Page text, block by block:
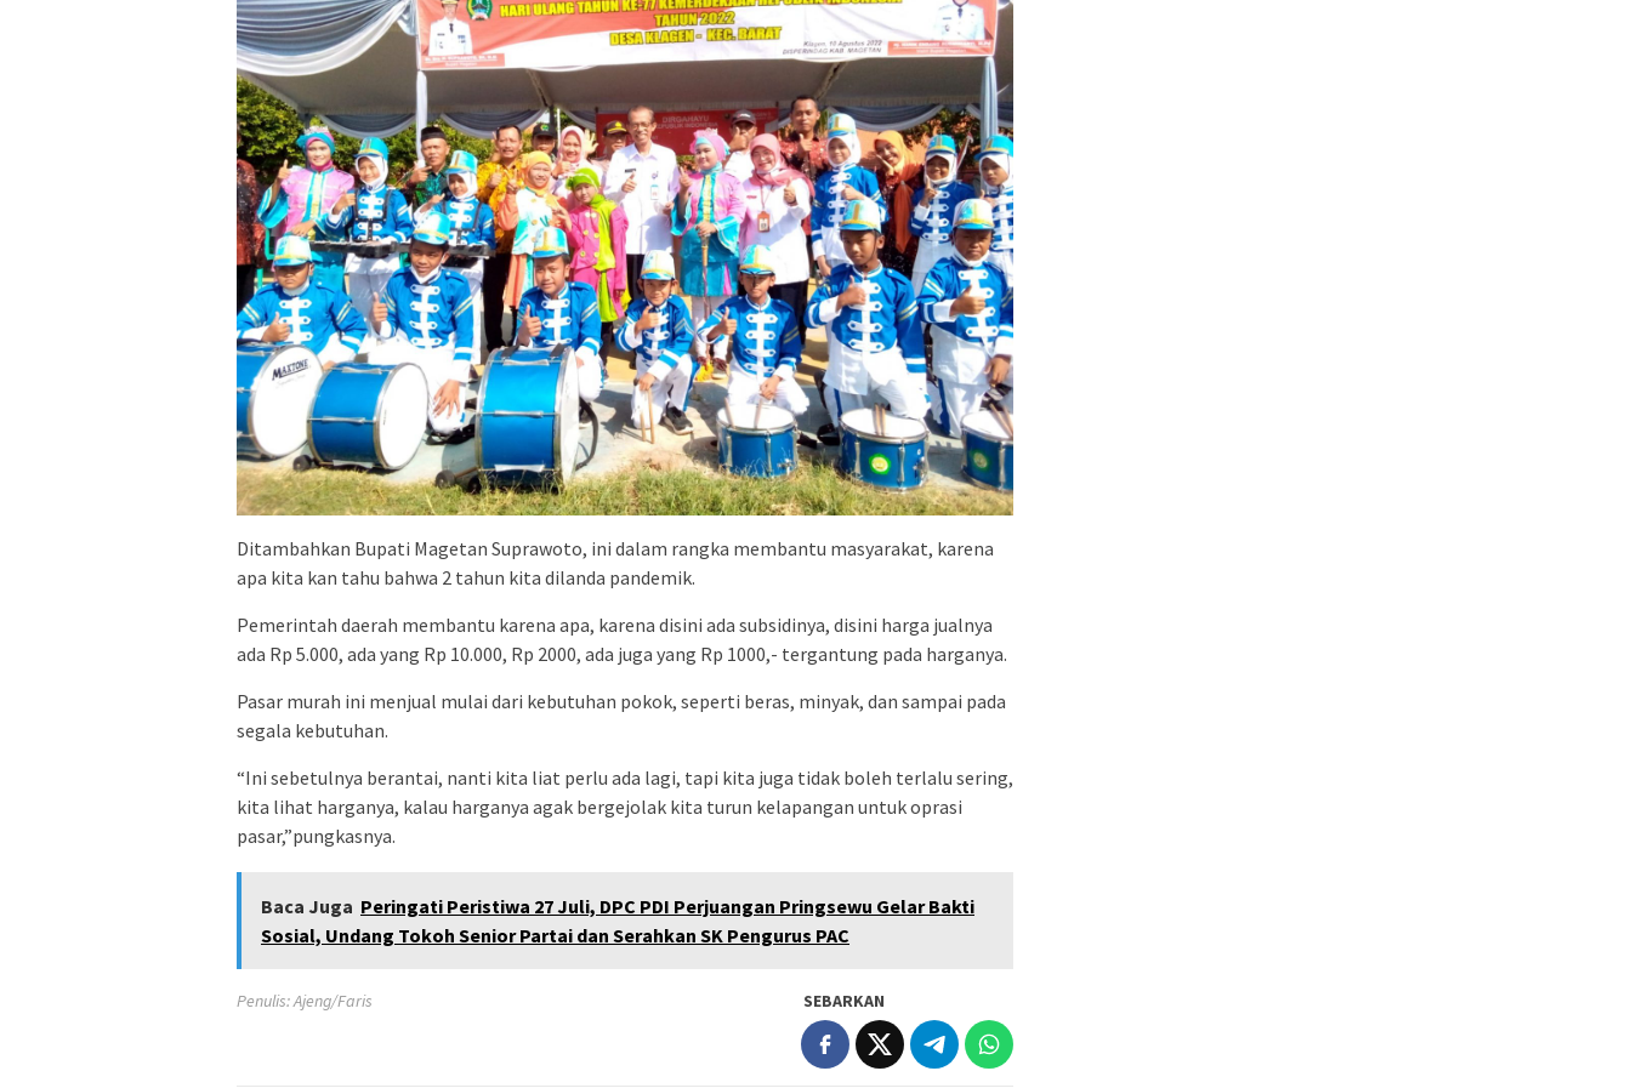
Ditambahkan Bupati Magetan Suprawoto, ini dalam rangka membantu masyarakat, karena
apa kita kan tahu bahwa 2 tahun kita dilanda pandemik.
Pemerintah daerah membantu karena apa, karena disini ada subsidinya, disini harga jualnya
ada Rp 5.000, ada yang Rp 10.000, Rp 2000, ada juga yang Rp 1000,- tergantung pada harganya.
Pasar murah ini menjual mulai dari kebutuhan pokok, seperti beras, minyak, dan sampai pada
segala kebutuhan.
“Ini sebetulnya berantai, nanti kita liat perlu ada lagi, tapi kita juga tidak boleh terlalu sering,
kita lihat harganya, kalau harganya agak bergejolak kita turun kelapangan untuk oprasi
pasar,”pungkasnya.
Baca Juga Peringati Peristiwa 27 Juli, DPC PDI Perjuangan Pringsewu Gelar Bakti
Sosial, Undang Tokoh Senior Partai dan Serahkan SK Pengurus PAC
Penulis: Ajeng/Faris SEBARKAN